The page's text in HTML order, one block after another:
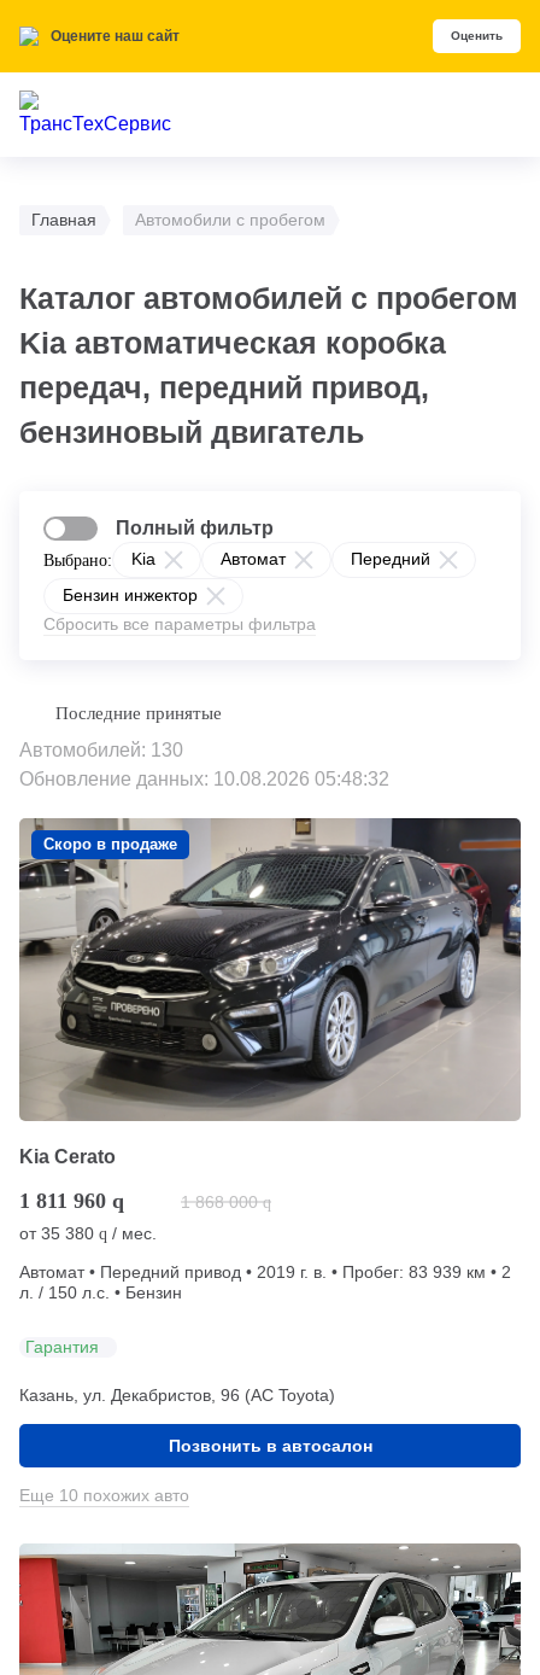
Главная Автомобили с пробегом
Каталог автомобилей с пробегом
Kia автоматическая коробка
передач, передний привод,
бензиновый двигатель
Выбрано: Kia Автомат
Передний
Бензин инжектор
Сбросить все параметры фильтра
Полный фильтр
Автомобилей: 130
Обновление данных: 10.08.2026 05:48:32
Скоро в продаже
Kia Cerato
1 811 960 q 1 868 000 q
от35 380 q / мес.
Автомат • Передний привод • 2019 г. в. • Пробег: 83 939 км • 2
л. / 150 л.с. • Бензин
Гарантия
Казань, ул. Декабристов, 96 (АС Toyota)
Позвонить в автосалон
Еще 10 похожих авто
Оцените наш сайт Оценить